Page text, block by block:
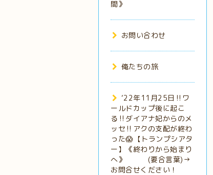
間》
お問い合わせ
俺たちの旅
‘22年11月25日‼️ワ
ールドカップ後に起こ
る‼️ダイアナ妃からのメ
ッセ‼️アクの支配が終わ
った😱【トランプシアタ
ー】《終わりから始まり
へ》 (要合言葉)→
お問合せください！